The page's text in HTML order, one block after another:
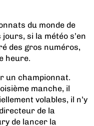
du monde de
si la météo s’en
des gros numéros,
heure.
un championnat.
manche, il
volables, il n’y
de la
de lancer la